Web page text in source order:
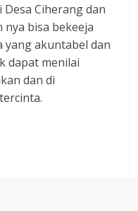
Ciherang dan
nya bisa bekeeja
yang akuntabel dan
dapat menilai
dan di